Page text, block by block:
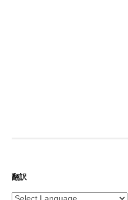
翻訳